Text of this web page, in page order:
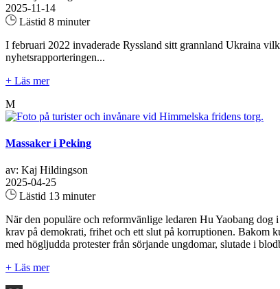
2025-11-14
Lästid 8 minuter
I februari 2022 invaderade Ryssland sitt grannland Ukraina
nyhetsrapporteringen...
+ Läs mer
M
Massaker i Peking
av: Kaj Hildingson
2025-04-25
Lästid 13 minuter
När den populäre och reformvänlige ledaren Hu Yaobang dog
krav på demokrati, frihet och ett slut på korruptionen. Bakom
med högljudda protester från sörjande ungdomar, slutade i
+ Läs mer